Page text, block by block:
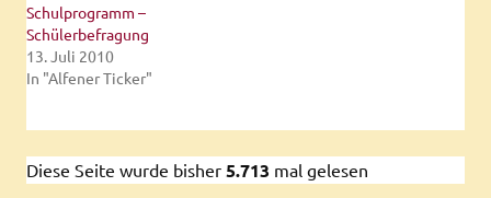
Schulprogramm –
Schülerbefragung
13. Juli 2010
In "Alfener Ticker"
Diese Seite wurde bisher 5.713 mal gelesen